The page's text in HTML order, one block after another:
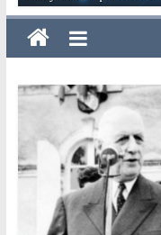
Expertise
et
Analyses